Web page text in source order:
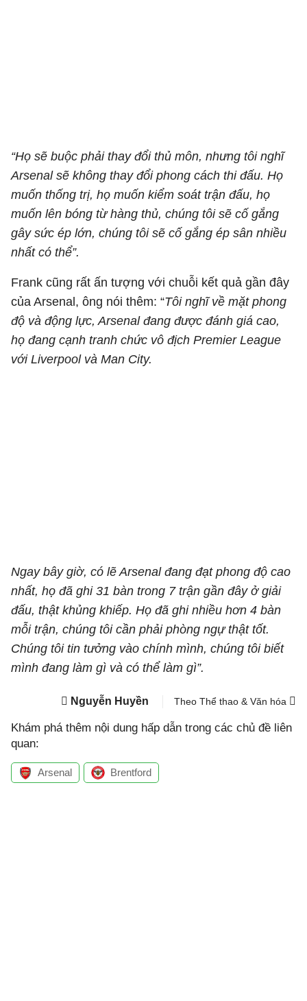
“Họ sẽ buộc phải thay đổi thủ môn, nhưng tôi nghĩ
Arsenal sẽ không thay đổi phong cách thi đấu. Họ
muốn thống trị, họ muốn kiểm soát trận đấu, họ
muốn lên bóng từ hàng thủ, chúng tôi sẽ cố gắng
gây sức ép lớn, chúng tôi sẽ cố gắng ép sân nhiều
nhất có thể”.
Frank cũng rất ấn tượng với chuỗi kết quả gần đây
của Arsenal, ông nói thêm: “Tôi nghĩ về mặt phong
độ và động lực, Arsenal đang được đánh giá cao,
họ đang cạnh tranh chức vô địch Premier League
với Liverpool và Man City.
Ngay bây giờ, có lẽ Arsenal đang đạt phong độ cao
nhất, họ đã ghi 31 bàn trong 7 trận gần đây ở giải
đấu, thật khủng khiếp. Họ đã ghi nhiều hơn 4 bàn
mỗi trận, chúng tôi cần phải phòng ngự thật tốt.
Chúng tôi tin tưởng vào chính mình, chúng tôi biết
mình đang làm gì và có thể làm gì”.
Nguyễn Huyền Theo Thể thao & Văn hóa
Khám phá thêm nội dung hấp dẫn trong các chủ đề liên
quan:
Arsenal Brentford